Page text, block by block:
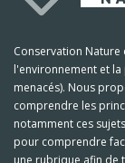
Conservation
l'environnement et
menacés). Nous
comprendre les
notamment ces
pour comprendre
une rubrique afin de